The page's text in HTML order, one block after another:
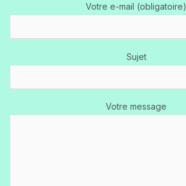
Votre e-mail (obligatoire)
Sujet
Votre message